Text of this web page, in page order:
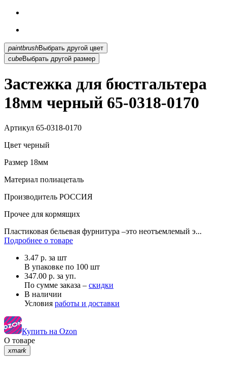
paintbrush
Выбрать другой цвет
cubeВыбрать другой размер
Застежка для бюстгальтера
18мм черный 65-0318-0170
Артикул 65-0318-0170
Цвет черный
Размер 18мм
Материал полиацеталь
Производитель РОССИЯ
Прочее для кормящих
Пластиковая бельевая фурнитура –это неотъемлемый э...
Подробнее о товаре
3.47 р. за шт
В упаковке по 100 шт
347.00 р. за уп.
По сумме заказа – скидки
В наличии
Условия работы и доставки
Купить на Ozon
О товаре
xmark